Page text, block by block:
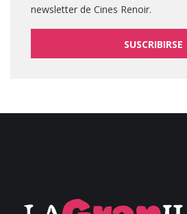
newsletter de Cines Renoir.
SUSCRIBIRSE